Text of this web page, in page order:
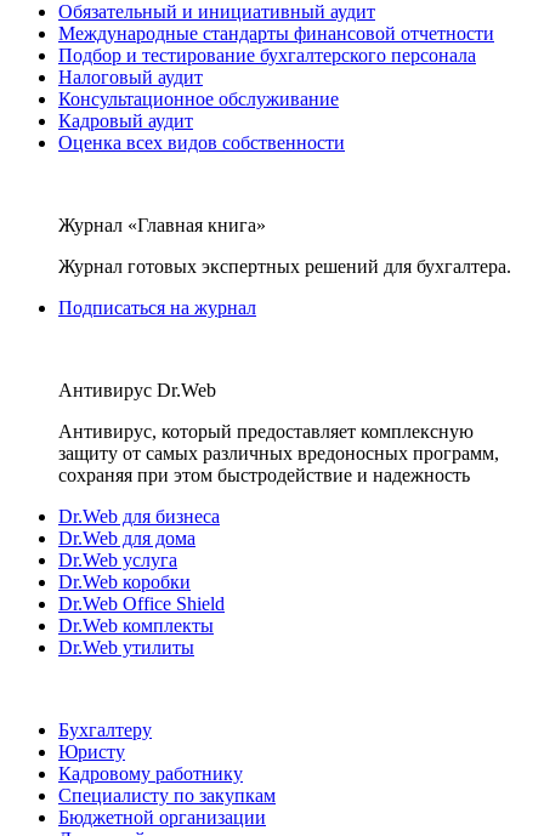
Обязательный и инициативный аудит
Международные стандарты финансовой отчетности
Подбор и тестирование бухгалтерского персонала
Налоговый аудит
Консультационное обслуживание
Кадровый аудит
Оценка всех видов собственности
Журнал «Главная книга»
Журнал готовых экспертных решений для бухгалтера.
Подписаться на журнал
Антивирус Dr.Web
Антивирус, который предоставляет комплексную
защиту от самых различных вредоносных программ,
сохраняя при этом быстродействие и надежность
Dr.Web для бизнеса
Dr.Web для дома
Dr.Web услуга
Dr.Web коробки
Dr.Web Office Shield
Dr.Web комплекты
Dr.Web утилиты
Бухгалтеру
Юристу
Кадровому работнику
Специалисту по закупкам
Бюджетной организации